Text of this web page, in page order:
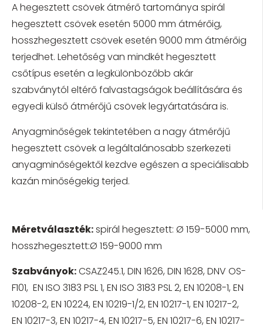
A hegesztett csövek átmérő tartománya spirál
hegesztett csövek esetén 5000 mm átmérőig,
hosszhegesztett csövek esetén 9000 mm átmérőig
terjedhet. Lehetőség van mindkét hegesztett
csőtípus esetén a legkülönbözőbb akár
szabványtól eltérő falvastagságok beállítására és
egyedi külső átmérőjű csövek legyártatására is.
Anyagminőségek tekintetében a nagy átmérőjű
hegesztett csövek a legáltalánosabb szerkezeti
anyagminőségektől kezdve egészen a speciálisabb
kazán minőségekig terjed.
Méretválaszték:spirál hegesztett: Ø 159-5000 mm,
hosszhegesztett:Ø 159-9000 mm
Szabványok:CSAZ245.1, DIN 1626, DIN 1628, DNV OS-
F101, EN ISO 3183 PSL 1, EN ISO 3183 PSL 2, EN 10208-1, EN
10208-2, EN 10224, EN 10219-1/2, EN 10217-1, EN 10217-2,
EN 10217-3, EN 10217-4, EN 10217-5, EN 10217-6, EN 10217-